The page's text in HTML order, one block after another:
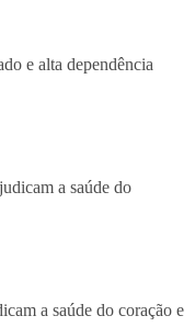
e alta dependência
a saúde do coração e